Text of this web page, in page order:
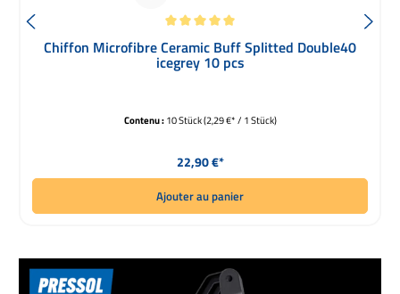
Note moyenne de 5 sur 5 étoiles
Chiffon Microfibre Ceramic Buff Splitted Double40
icegrey 10 pcs
Contenu :10 Stück(2,29 €* / 1 Stück)
Prix régulier :
22,90 €*
Ajouter au panier